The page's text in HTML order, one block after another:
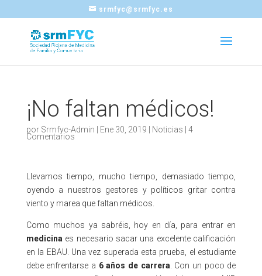
srmfyc@srmfyc.es
¡No faltan médicos!
por Srmfyc-Admin Ene 30, 2019 Noticias 4
Comentarios
Llevamos tiempo, mucho tiempo, demasiado tiempo,
oyendo a nuestros gestores y políticos gritar contra
viento y marea que faltan médicos.
Como muchos ya sabréis, hoy en día, para entrar en
medicina es necesario sacar una excelente calificación
en la EBAU. Una vez superada esta prueba, el estudiante
debe enfrentarse a 6 años de carrera . Con un poco de